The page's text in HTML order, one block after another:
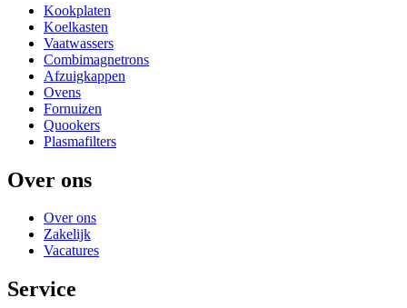
Kookplaten
Koelkasten
Vaatwassers
Combimagnetrons
Afzuigkappen
Ovens
Fornuizen
Quookers
Plasmafilters
Over ons
Over ons
Zakelijk
Vacatures
Service